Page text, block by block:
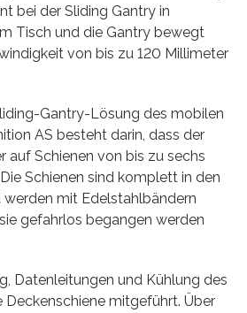
bei der Sliding Gantry in
Tisch und die Gantry bewegt
von bis zu 120 Millimeter
Gantry-Lösung des mobilen
AS besteht darin, dass der
auf Schienen von bis zu sechs
Schienen sind komplett in den
werden mit Edelstahlbändern
gefahrlos begangen werden
Datenleitungen und Kühlung des
Deckenschiene mitgeführt. Über